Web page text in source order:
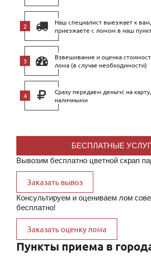
Наш специалист выезжает к
приезжаете с ломом в наш
Взвешивание и оценка
лома (в случае необходимости)
Сразу передаем деньги: на
наличными
БЕСПЛАТНЫЕ
Вывозим бесплатно цветной скрап
Заказать вывоз
Консультируем и оцениваем лом
бесплатно!
Заказать оценку лома
Пункты приема в